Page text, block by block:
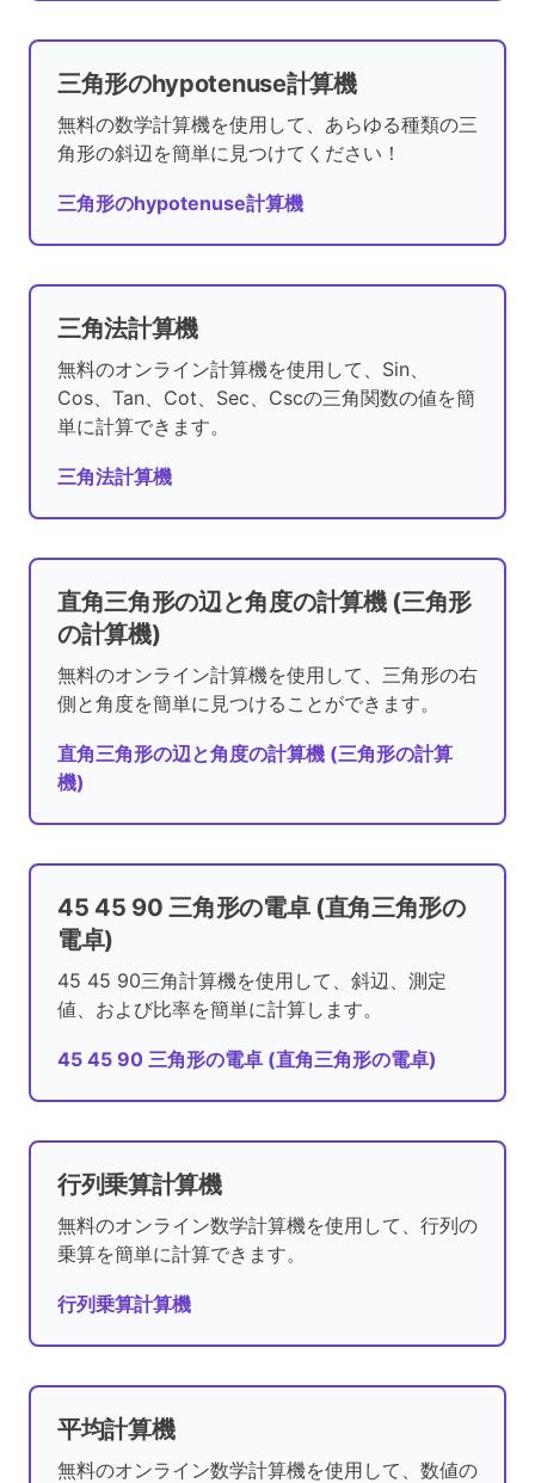
三角形のhypotenuse計算機
無料の数学計算機を使用して、あらゆる種類の三
角形の斜辺を簡単に見つけてください！
三角形のhypotenuse計算機
三角法計算機
無料のオンライン計算機を使用して、Sin、
Cos、Tan、Cot、Sec、Cscの三角関数の値を簡
単に計算できます。
三角法計算機
直角三角形の辺と角度の計算機 (三角形
の計算機)
無料のオンライン計算機を使用して、三角形の右
側と角度を簡単に見つけることができます。
直角三角形の辺と角度の計算機 (三角形の計算
機)
45 45 90 三角形の電卓 (直角三角形の
電卓)
45 45 90三角計算機を使用して、斜辺、測定
値、および比率を簡単に計算します。
45 45 90 三角形の電卓 (直角三角形の電卓)
行列乗算計算機
無料のオンライン数学計算機を使用して、行列の
乗算を簡単に計算できます。
行列乗算計算機
平均計算機
無料のオンライン数学計算機を使用して、数値の